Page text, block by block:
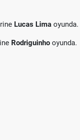
Lucas Lima oyunda.
Rodriguinho oyunda.